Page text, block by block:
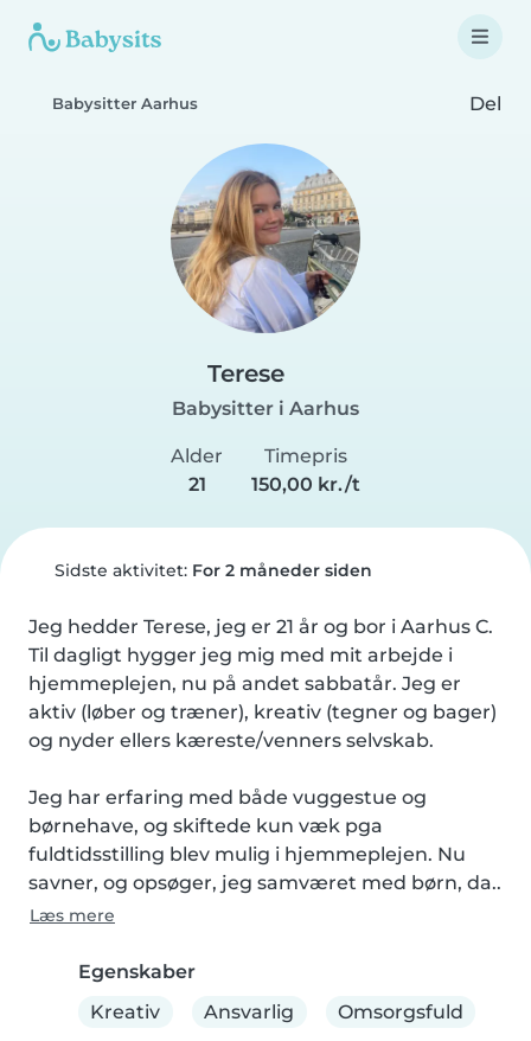
Babysitter Aarhus Del
Terese
Babysitter i Aarhus
Alder
21
Timepris
150,00 kr./t
Sidste aktivitet: For 2 måneder siden
Jeg hedder Terese, jeg er 21 år og bor i Aarhus C.
Til dagligt hygger jeg mig med mit arbejde i
hjemmeplejen, nu på andet sabbatår. Jeg er
aktiv (løber og træner), kreativ (tegner og bager)
og nyder ellers kæreste/venners selvskab.
Jeg har erfaring med både vuggestue og
børnehave, og skiftede kun væk pga
fuldtidsstilling blev mulig i hjemmeplejen. Nu
savner, og opsøger, jeg samværet med børn, da..
Læs mere
Egenskaber
Kreativ
Ansvarlig Omsorgsfuld